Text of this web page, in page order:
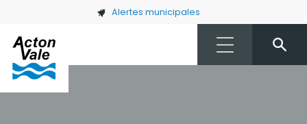
Skip to main content Alertes municipales